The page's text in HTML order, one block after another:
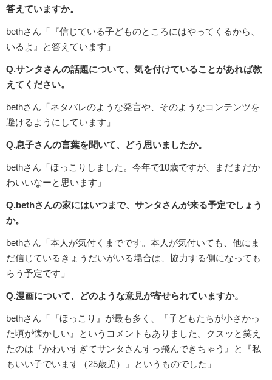
答えていますか。
bethさん「『信じている子どものところにはやってくるから、
いるよ』と答えています」
Q.サンタさんの話題について、気を付けていることがあれば教
えてください。
bethさん「ネタバレのような発言や、そのようなコンテンツを
避けるようにしています」
Q.息子さんの言葉を聞いて、どう思いましたか。
bethさん「ほっこりしました。今年で10歳ですが、まだまだか
わいいなーと思います」
Q.bethさんの家にはいつまで、サンタさんが来る予定でしょう
か。
bethさん「本人が気付くまでです。本人が気付いても、他にま
だ信じているきょうだいがいる場合は、協力する側になっても
らう予定です」
Q.漫画について、どのような意見が寄せられていますか。
bethさん「『ほっこり』が最も多く、『子どもたちが小さかっ
た頃が懐かしい』というコメントもありました。クスッと笑え
たのは『かわいすぎてサンタさんすっ飛んできちゃう』と『私
もいい子でいます（25歳児）』というものでした」